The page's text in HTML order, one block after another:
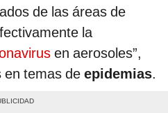
de las áreas de
la
en aerosoles”,
en temas de epidemias.